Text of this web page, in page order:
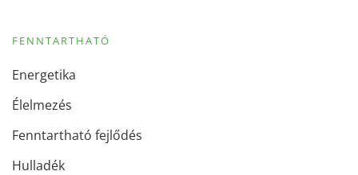
FENNTARTHATÓ
Energetika
Élelmezés
Fenntartható fejlődés
Hulladék